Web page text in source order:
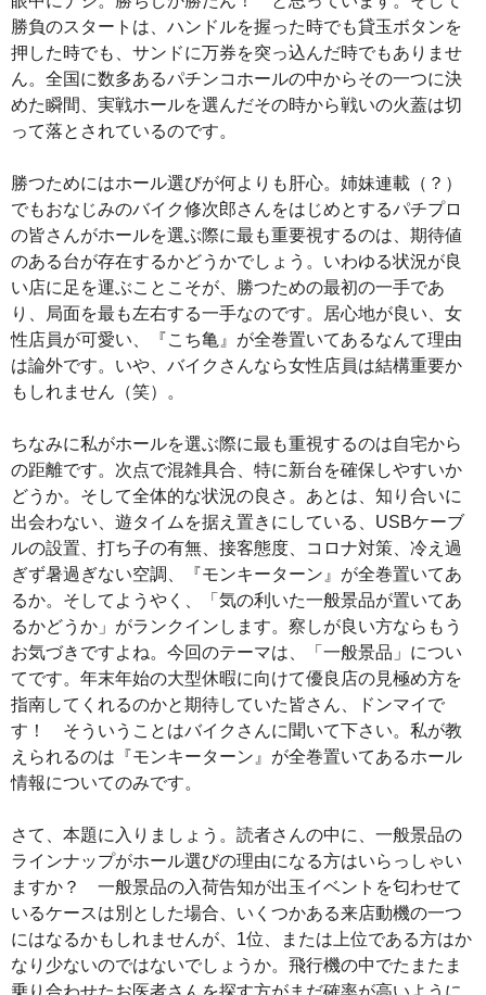
勝負のスタートは、ハンドルを握った時でも貸玉ボタンを
押した時でも、サンドに万券を突っ込んだ時でもありませ
ん。全国に数多あるパチンコホールの中からその一つに決
めた瞬間、実戦ホールを選んだその時から戦いの火蓋は切
って落とされているのです。
勝つためにはホール選びが何よりも肝心。姉妹連載（？）
でもおなじみのバイク修次郎さんをはじめとするパチプロ
の皆さんがホールを選ぶ際に最も重要視するのは、期待値
のある台が存在するかどうかでしょう。いわゆる状況が良
い店に足を運ぶことこそが、勝つための最初の一手であ
り、局面を最も左右する一手なのです。居心地が良い、女
性店員が可愛い、『こち亀』が全巻置いてあるなんて理由
は論外です。いや、バイクさんなら女性店員は結構重要か
もしれません（笑）。
ちなみに私がホールを選ぶ際に最も重視するのは自宅から
の距離です。次点で混雑具合、特に新台を確保しやすいか
どうか。そして全体的な状況の良さ。あとは、知り合いに
出会わない、遊タイムを据え置きにしている、USBケーブ
ルの設置、打ち子の有無、接客態度、コロナ対策、冷え過
ぎず暑過ぎない空調、『モンキーターン』が全巻置いてあ
るか。そしてようやく、「気の利いた一般景品が置いてあ
るかどうか」がランクインします。察しが良い方ならもう
お気づきですよね。今回のテーマは、「一般景品」につい
てです。年末年始の大型休暇に向けて優良店の見極め方を
指南してくれるのかと期待していた皆さん、ドンマイで
す！ そういうことはバイクさんに聞いて下さい。私が教
えられるのは『モンキーターン』が全巻置いてあるホール
情報についてのみです。
さて、本題に入りましょう。読者さんの中に、一般景品の
ラインナップがホール選びの理由になる方はいらっしゃい
ますか？ 一般景品の入荷告知が出玉イベントを匂わせて
いるケースは別とした場合、いくつかある来店動機の一つ
にはなるかもしれませんが、1位、または上位である方はか
なり少ないのではないでしょうか。飛行機の中でたまたま
乗り合わせたお医者さんを探す方がまだ確率が高いように